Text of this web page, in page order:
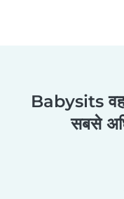
Babysits वह
सबसे